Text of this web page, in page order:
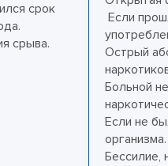
срок
срыва.
Если
Острый
Больной
Если не
организма.
Бессилие,